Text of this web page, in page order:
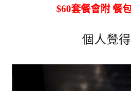
$60套餐會附 餐
個人覺